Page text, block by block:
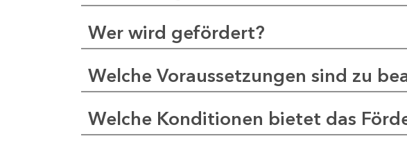
Wer wird gefördert?
Welche Voraussetzungen sind zu
Welche Konditionen bietet das